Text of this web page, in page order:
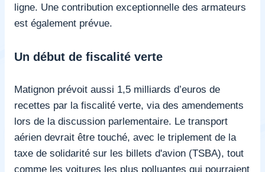
ligne. Une contribution exceptionnelle des armateurs
est également prévue.
Un début de fiscalité verte
Matignon prévoit aussi 1,5 milliards d’euros de
recettes par la fiscalité verte, via des amendements
lors de la discussion parlementaire. Le transport
aérien devrait être touché, avec le triplement de la
taxe de solidarité sur les billets d'avion (TSBA), tout
comme les voitures les plus polluantes qui pourraient